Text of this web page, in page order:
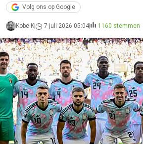
Volg ons op Google
Kobe K 7 juli 2026 05:04 1160 stemmen